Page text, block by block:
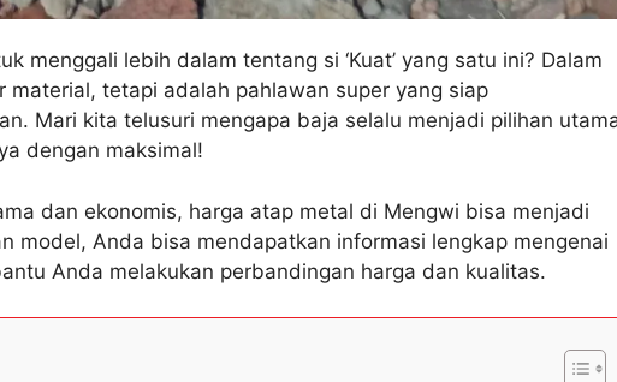
menggali lebih dalam tentang si ‘Kuat’ yang satu ini? Dalam
tetapi adalah pahlawan super yang siap
Mari kita telusuri mengapa baja selalu menjadi pilihan
dengan maksimal!
dan ekonomis, harga atap metal di Mengwi bisa menjadi
model, Anda bisa mendapatkan informasi lengkap mengenai
Anda melakukan perbandingan harga dan kualitas.